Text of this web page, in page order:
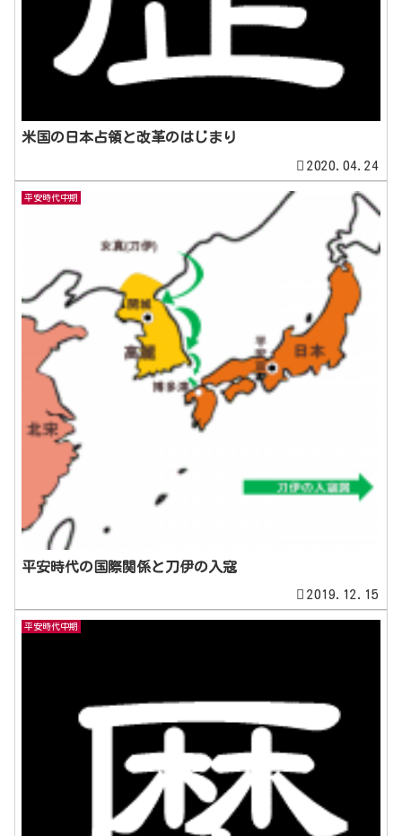
米国の日本占領と改革のはじまり
2020.04.24
平安時代中期
平安時代の国際関係と刀伊の入寇
2019.12.15
平安時代中期